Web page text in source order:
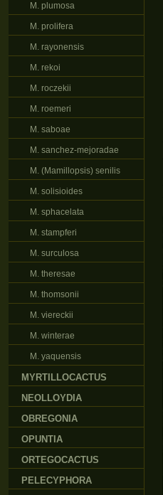
M. plumosa
M. prolifera
M. rayonensis
M. rekoi
M. roczekii
M. roemeri
M. saboae
M. sanchez-mejoradae
M. (Mamillopsis) senilis
M. solisioides
M. sphacelata
M. stampferi
M. surculosa
M. theresae
M. thomsonii
M. viereckii
M. winterae
M. yaquensis
MYRTILLOCACTUS
NEOLLOYDIA
OBREGONIA
OPUNTIA
ORTEGOCACTUS
PELECYPHORA